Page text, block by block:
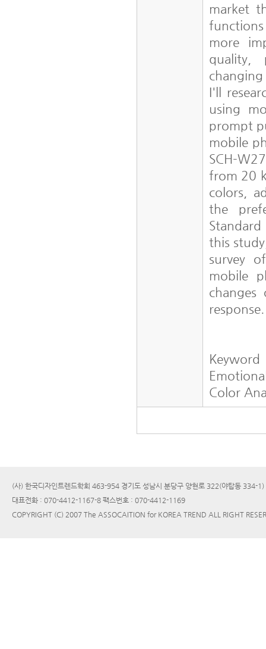
market
more
quality,
I'll
using
prompt
mobile
SCH-
from 20
colors,
the
this
survey
mobile
Keyword
Color
(사) 한국디자인트렌드학회 463-954 경기도 성남시 분당구 양현로 322(야탑동 334-
대표전화 : 070-4412-1167-8 팩스번호 : 070-4412-1169
COPYRIGHT (C) 2007 The ASSOCAITION for KOREA TREND ALL RIGHT